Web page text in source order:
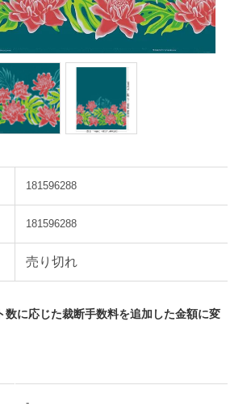
181596288
181596288
売り切れ
数に応じた裁断手数料を追加した金額に変
-